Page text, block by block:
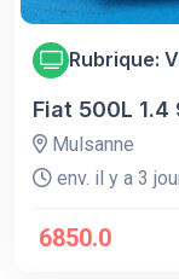
Rubrique:
Fiat 500L
Mulsanne
env. il y a 3
6850.0